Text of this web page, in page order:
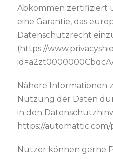
Abkommen zertifiziert
eine Garantie, das
Datenschutzrecht
(https://
Nähere Informationen
Nutzung der Daten
in den
https://automattic.com/
Nutzer können gerne